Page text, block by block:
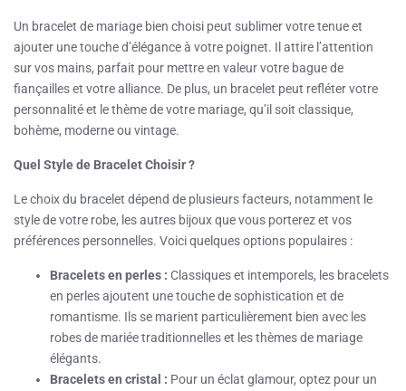
Un bracelet de mariage bien choisi peut sublimer votre tenue et
ajouter une touche d’élégance à votre poignet. Il attire l’attention
sur vos mains, parfait pour mettre en valeur votre bague de
fiançailles et votre alliance. De plus, un bracelet peut refléter votre
personnalité et le thème de votre mariage, qu’il soit classique,
bohème, moderne ou vintage.
Quel Style de Bracelet Choisir ?
Le choix du bracelet dépend de plusieurs facteurs, notamment le
style de votre robe, les autres bijoux que vous porterez et vos
préférences personnelles. Voici quelques options populaires :
Bracelets en perles : Classiques et intemporels, les bracelets
en perles ajoutent une touche de sophistication et de
romantisme. Ils se marient particulièrement bien avec les
robes de mariée traditionnelles et les thèmes de mariage
élégants.
Bracelets en cristal : Pour un éclat glamour, optez pour un